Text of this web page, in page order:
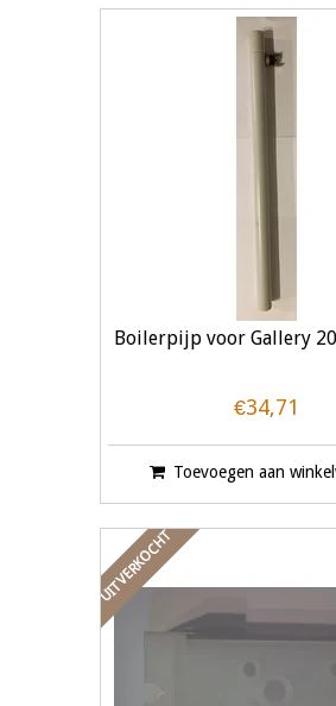
Boilerpijp voor Gallery
€34,71
Toevoegen aan
UITVERKOCHT